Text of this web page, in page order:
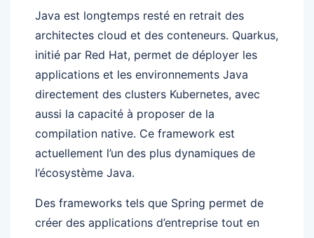
Java est longtemps resté en retrait des
architectes cloud et des conteneurs. Quarkus,
initié par Red Hat, permet de déployer les
applications et les environnements Java
directement des clusters Kubernetes, avec
aussi la capacité à proposer de la
compilation native. Ce framework est
actuellement l’un des plus dynamiques de
l’écosystème Java.
Des frameworks tels que Spring permet de
créer des applications d’entreprise tout en